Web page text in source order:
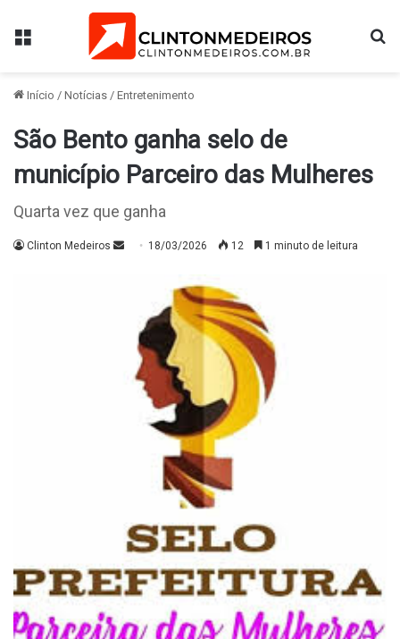
Menu
Início / Notícias / Entretenimento
São Bento ganha selo de
município Parceiro das Mulheres
Quarta vez que ganha
Clinton Medeiros
Mande18/03/2026 12 1 minuto de leitura